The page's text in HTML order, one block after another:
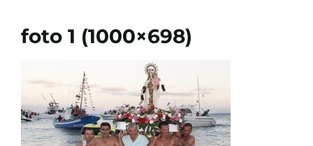
CONTACTO
foto 1 (1000×698)